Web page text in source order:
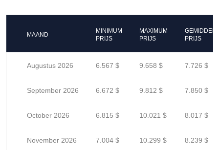
MAAND
MINIMUM
PRIJS
MAXIMUM
PRIJS
PRIJS
Augustus 2026 6.567 $ 9.658 $ 7.726 $
September 2026 6.672 $ 9.812 $ 7.850 $
October 2026 6.815 $ 10.021 $ 8.017 $
November 2026 7.004 $ 10.299 $ 8.239 $